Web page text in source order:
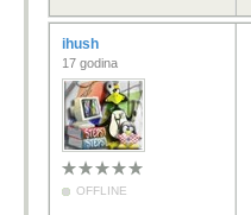
ihush
17 godina
OFFLINE